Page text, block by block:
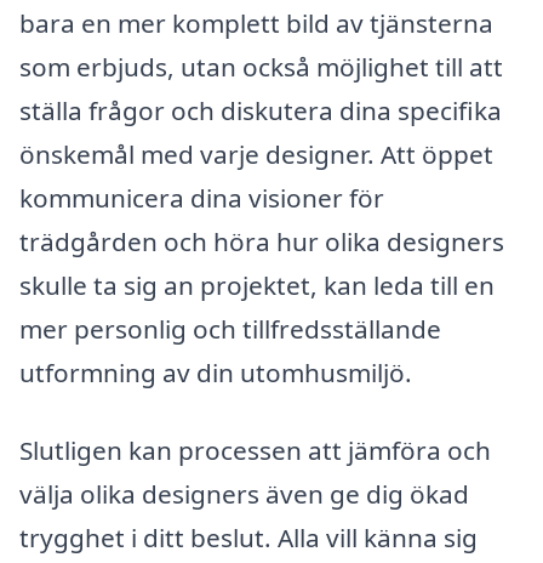
bara en mer komplett bild av tjänsterna
som erbjuds, utan också möjlighet till att
ställa frågor och diskutera dina specifika
önskemål med varje designer. Att öppet
kommunicera dina visioner för
trädgården och höra hur olika designers
skulle ta sig an projektet, kan leda till en
mer personlig och tillfredsställande
utformning av din utomhusmiljö.
Slutligen kan processen att jämföra och
välja olika designers även ge dig ökad
trygghet i ditt beslut. Alla vill känna sig